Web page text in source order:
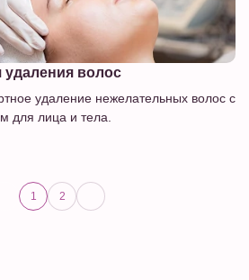
волос
удаление нежелательных волос с
для лица и тела.
1 2